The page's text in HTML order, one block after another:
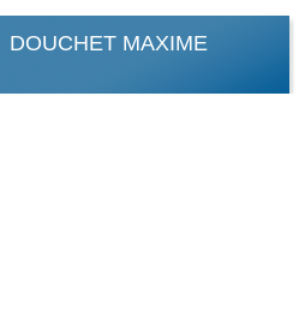
DOUCHET MAXIME